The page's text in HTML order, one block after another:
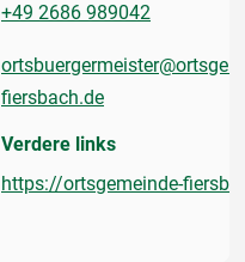
+49 2686 989042
fiersbach.de
Verdere links
https://ortsgemeinde-